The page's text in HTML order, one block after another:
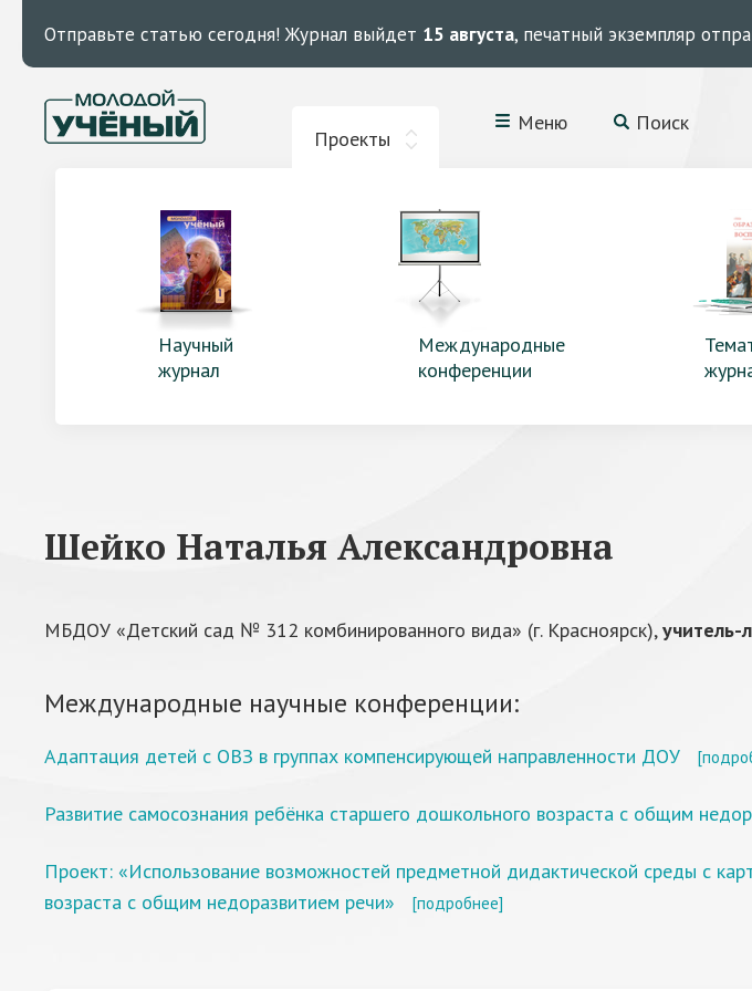
Отправьте статью сегодня! Журнал выйдет 15 августа, печатный экземпляр
Проекты
Меню Поиск
Научный
журнал
Международные
конференции
Шейко Наталья Александровна
МБДОУ «Детский сад № 312 комбинированного вида» (г. Красноярск),учитель-
Международные научные конференции:
Адаптация детей с ОВЗ в группах компенсирующей направленности ДОУ
Развитие самосознания ребёнка старшего дошкольного возраста с общим
Проект: «Использование возможностей предметной дидактической среды с
возраста с общим недоразвитием речи»
[подробнее]